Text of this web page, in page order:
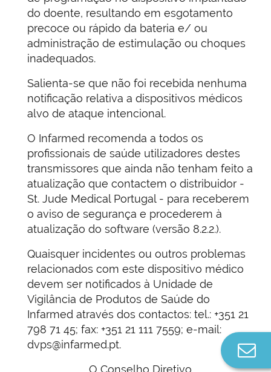
do doente, resultando em esgotamento
precoce ou rápido da bateria e/ ou
administração de estimulação ou choques
inadequados.
Salienta-se que não foi recebida nenhuma
notificação relativa a dispositivos médicos
alvo de ataque intencional.
O Infarmed recomenda a todos os
profissionais de saúde utilizadores destes
transmissores que ainda não tenham feito a
atualização que contactem o distribuidor -
St. Jude Medical Portugal - para receberem
o aviso de segurança e procederem à
atualização do software (versão 8.2.2.).
Quaisquer incidentes ou outros problemas
relacionados com este dispositivo médico
devem ser notificados à Unidade de
Vigilância de Produtos de Saúde do
Infarmed através dos contactos: tel.: +351 21
798 71 45; fax: +351 21 111 7559; e-mail:
dvps@infarmed.pt.
O Conselho Diretivo